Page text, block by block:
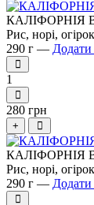
КАЛІФОРНІЯ
Рис, норі,
290 г — Додати
1
280 грн
+
КАЛІФОРНІЯ
Рис, норі,
290 г — Додати